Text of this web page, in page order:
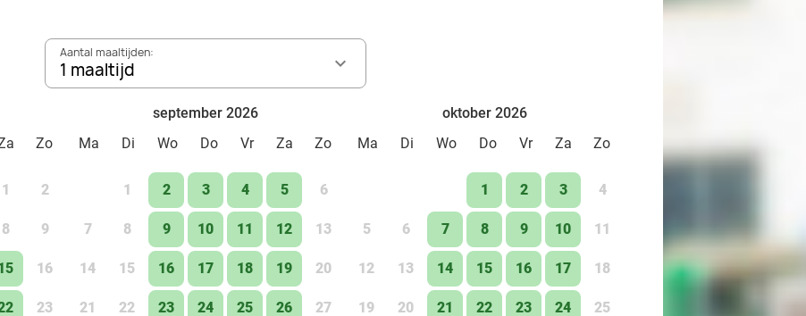
Aantal maaltijden:
1 maaltijd
Zo
1 2
8 9
16
23
september 2026
Ma
Di Wo Do Vr Za Zo
1 2 3 4 5 6
7 8 9 10 11 12 13
14 15 16 17 18 19 20
21 22 23 24 25 26 27
oktober 2026
Ma
Di Wo Do Vr Za Zo
1 2 3 4
5 6 7 8 9 10 11
12 13 14 15 16 17 18
19 20 21 22 23 24 25